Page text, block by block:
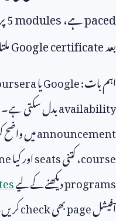
pacedہے،5 modules
بعدGoogle certificate
اہم بات:Googleیا
availabilityبدل سکتی
announcementمیں
course، کتنیseatsاور کیا
programsدیکھنے کے لیے
آفیشلpageبھیcheck